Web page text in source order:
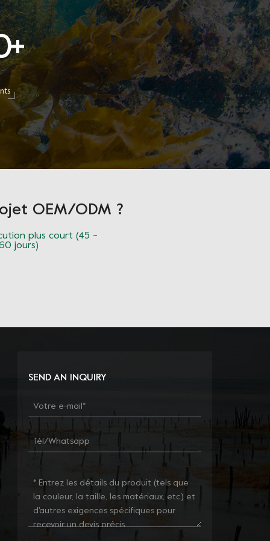
+
OEM/ODM ?
plus court (45 ~
jours)
SEND AN INQUIRY